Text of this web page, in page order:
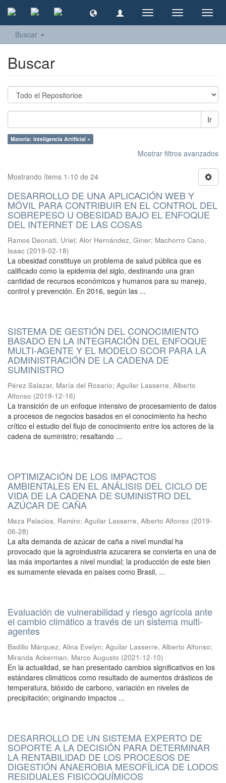
Cambiar
navegación
Cambiar
navegación
Buscar
Buscar
Ir
Materia: Inteligencia Artificial ×
Mostrar filtros avanzados
Mostrando ítems 1-10 de 24
DESARROLLO DE UNA APLICACIÓN WEB Y
MÓVIL PARA CONTRIBUIR EN EL CONTROL DEL
SOBREPESO U OBESIDAD BAJO EL ENFOQUE
DEL INTERNET DE LAS COSAS
Ramos Deonati, Uriel; Alor Hernández, Giner; Machorro Cano,
Isaac (2019-02-18)
La obesidad constituye un problema de salud pública que es
calificado como la epidemia del siglo, destinando una gran
cantidad de recursos económicos y humanos para su manejo,
control y prevención. En 2016, según las ...
SISTEMA DE GESTIÓN DEL CONOCIMIENTO
BASADO EN LA INTEGRACIÓN DEL ENFOQUE
MULTI-AGENTE Y EL MODELO SCOR PARA LA
ADMINISTRACIÓN DE LA CADENA DE
SUMINISTRO
Pérez Salazar, María del Rosario; Aguilar Lasserre, Alberto
Alfonso (2019-12-16)
La transición de un enfoque intensivo de procesamiento de datos
a procesos de negocios basados en el conocimiento ha hecho
crítico el estudio del flujo de conocimiento entre los actores de la
cadena de suministro; resaltando ...
OPTIMIZACIÓN DE LOS IMPACTOS
AMBIENTALES EN EL ANÁLISIS DEL CICLO DE
VIDA DE LA CADENA DE SUMINISTRO DEL
AZÚCAR DE CAÑA
Meza Palacios, Ramiro; Aguilar Lasserre, Alberto Alfonso (2019-
06-28)
La alta demanda de azúcar de caña a nivel mundial ha
provocado que la agroindustria azucarera se convierta en una de
las más importantes a nivel mundial; la producción de este bien
es sumamente elevada en países como Brasil, ...
Evaluación de vulnerabilidad y riesgo agrícola ante
el cambio climático a través de un sistema multi-
agentes
Badillo Márquez, Alina Evelyn; Aguilar Lasserre, Alberto Alfonso;
Miranda Ackerman, Marco Augusto (2021-12-10)
En la actualidad, se han presentado cambios significativos en los
estándares climáticos como resultado de aumentos drásticos de
temperatura, bióxido de carbono, variación en niveles de
precipitación; originando impactos ...
DESARROLLO DE UN SISTEMA EXPERTO DE
SOPORTE A LA DECISIÓN PARA DETERMINAR
LA RENTABILIDAD DE LOS PROCESOS DE
DIGESTIÓN ANAEROBIA MESOFÍLICA DE LODOS
RESIDUALES FISICOQUÍMICOS